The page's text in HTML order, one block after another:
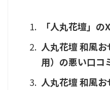
「人丸花壇」の
人丸花壇 和風
用）の悪い口コ
人丸花壇 和風